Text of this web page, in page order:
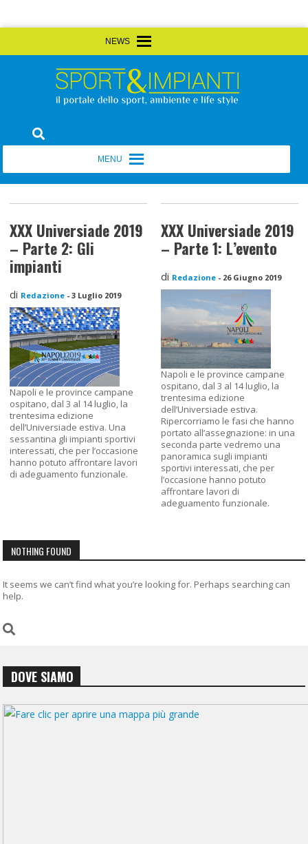
to
Sport&Impianti
XXX Universiade 2019
– Parte 2: Gli
impianti
di Redazione -3 Luglio 2019
Napoli e le province campane
ospitano, dal 3 al 14 luglio, la
trentesima edizione
dell’Universiade estiva. Una
sessantina gli impianti sportivi
interessati, che per l’occasione
hanno potuto affrontare lavori
di adeguamento funzionale.
XXX Universiade 2019
– Parte 1: L’evento
di Redazione - 26 Giugno 2019
Napoli e le province campane
ospitano, dal 3 al 14 luglio, la
trentesima edizione
dell’Universiade estiva.
Ripercorriamo le fasi che hanno
portato all’assegnazione: in una
seconda parte vedremo una
panoramica sugli impianti
sportivi interessati, che per
l’occasione hanno potuto
affrontare lavori di
adeguamento funzionale.
NOTHING FOUND
It seems we can’t find what you’re looking for. Perhaps searching can
help.
DOVE SIAMO